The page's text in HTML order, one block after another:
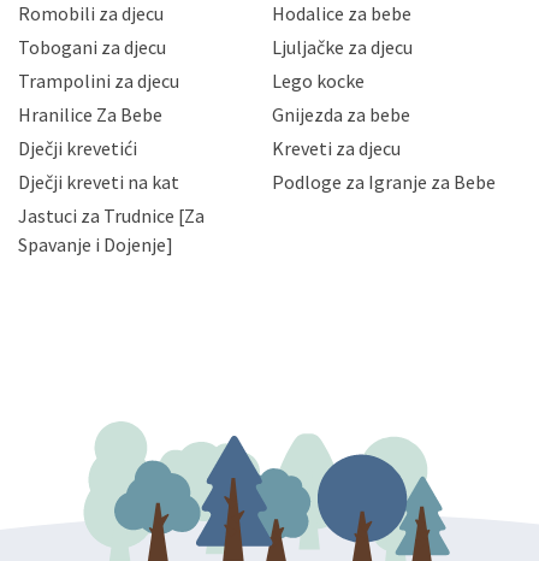
korisnika i posjetitelja web stranica, čuva povjerljivost
Vaših osobnih podataka te omogućava pristup i
priopćavanje osobnih podataka samo onim svojim
zaposlenicima kojima su isti potrebni radi provedbe
slučajevima koji su dozvoljeni zakonima. Napominjemo
da možete u svako doba, u potpunosti ili djelomice,
zatražiti prestanak aktivnosti obrade Vaših osobnih
podataka. Opoziv privole možete podnijeti poštom na
gore navedenu adresu ili e-mailom na adresu:
Romobili za djecu
Hodalice za bebe
Tobogani za djecu
Ljuljačke za djecu
Trampolini za djecu
Lego kocke
Hranilice Za Bebe
Gnijezda za bebe
Dječji krevetići
Kreveti za djecu
Dječji kreveti na kat
Podloge za Igranje za Bebe
Jastuci za Trudnice [Za
Spavanje i Dojenje]